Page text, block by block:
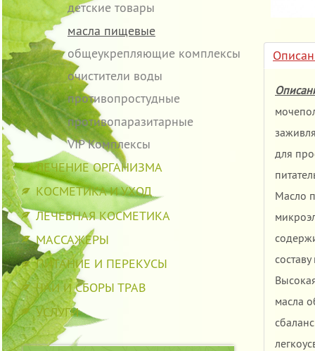
детские товары
масла пищевые
общеукрепляющие комплексы
очистители воды
противопростудные
противопаразитарные
VIP Комплексы
ЛЕЧЕНИЕ ОРГАНИЗМА
КОСМЕТИКА И УХОД
ЛЕЧЕБНАЯ КОСМЕТИКА
МАССАЖЕРЫ
ПИТАНИЕ И ПЕРЕКУСЫ
ЧАИ И СБОРЫ ТРАВ
УСЛУГИ
для
Масло
масла